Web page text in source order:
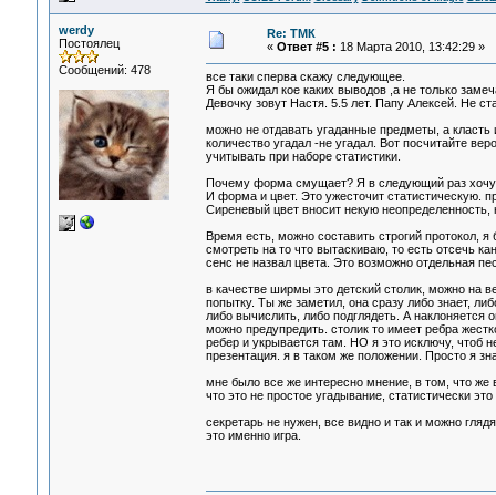
werdy
Постоялец
Сообщений: 478
Re: ТМК
« Ответ #5 : 18 Марта 2010, 13:42:29 »
все таки сперва скажу следующее.
Я бы ожидал кое каких выводов ,а не только
Девочку зовут Настя. 5.5 лет. Папу Алексей. Не
можно не отдавать угаданные предметы, а
количество угадал -не угадал. Вот посчитайте
учитывать при наборе статистики.
Почему форма смущает? Я в следующий раз хочу
И форма и цвет. Это ужесточит статистическую.
Сиреневый цвет вносит некую
Время есть, можно составить строгий
смотреть на то что вытаскиваю, то есть отсечь
сенс не назвал цвета. Это возможно отдельная
в качестве ширмы это детский столик, можно на
попытку. Ты же заметил, она сразу либо знает,
либо вычислить, либо подглядеть. А наклоняется
можно предупредить. столик то имеет ребра
ребер и укрывается там. НО я это исключу, чтоб
презентация. я в таком же положении. Просто я
мне было все же интересно мнение, в том, что же
что это не простое угадывание, статистически
секретарь не нужен, все видно и так и можно
это именно игра.